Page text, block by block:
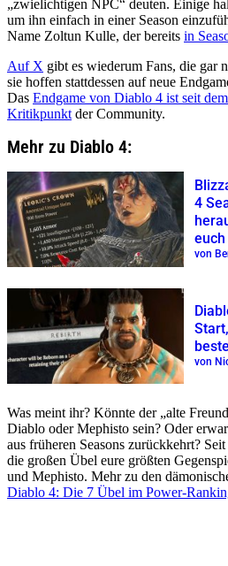
„zwielichtigen NPC“ deuten. Einige
um ihn einfach in einer Season
Name Zoltun Kulle, der bereits in
Auf X gibt es wiederum Fans, die gar
sie hoffen stattdessen auf neue
Das Endgame von Diablo 4 ist seit
Kritikpunkt der Community.
Mehr zu Diablo 4:
4
von
von
Was meint ihr? Könnte der „alte
Diablo oder Mephisto sein? Oder
aus früheren Seasons zurückkehrt?
die großen Übel eure größten
und Mephisto. Mehr zu den
Diablo 4: Die 7 Übel im Power-